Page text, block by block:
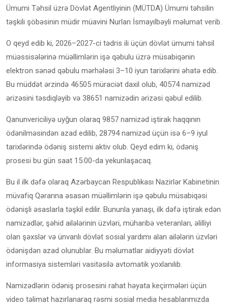
Ümumi Təhsil üzrə Dövlət Agentliyinin (MÜTDA) Ümumi təhsilin
təşkili şöbəsinin müdir müavini Nurlan İsmayılbəyli məlumat verib.
O qeyd edib ki, 2026–2027-ci tədris ili üçün dövlət ümumi təhsil
müəssisələrinə müəllimlərin işə qəbulu üzrə müsabiqənin
elektron sənəd qəbulu mərhələsi 3–10 iyun tarixlərini əhatə edib.
Bu müddət ərzində 46505 müraciət daxil olub, 40574 namizəd
ərizəsini təsdiqləyib və 38651 namizədin ərizəsi qəbul edilib.
Qanunvericiliyə uyğun olaraq 9857 namizəd iştirak haqqının
ödənilməsindən azad edilib, 28794 namizəd üçün isə 6–9 iyul
tarixlərində ödəniş sistemi aktiv olub. Qeyd edim ki, ödəniş
prosesi bu gün saat 15:00-da yekunlaşacaq.
Bu il ilk dəfə olaraq Azərbaycan Respublikası Nazirlər Kabinetinin
müvafiq Qərarına əsasən müəllimlərin işə qəbulu müsabiqəsi
ödənişli əsaslarla təşkil edilir. Bununla yanaşı, ilk dəfə iştirak edən
namizədlər, şəhid ailələrinin üzvləri, müharibə veteranları, əlilliyi
olan şəxslər və ünvanlı dövlət sosial yardımı alan ailələrin üzvləri
ödənişdən azad olunublar. Bu məlumatlar aidiyyəti dövlət
informasiya sistemləri vasitəsilə avtomatik yoxlanılıb.
Namizədlərin ödəniş prosesini rahat həyata keçirmələri üçün
video təlimat hazırlanaraq rəsmi sosial media hesablarımızda